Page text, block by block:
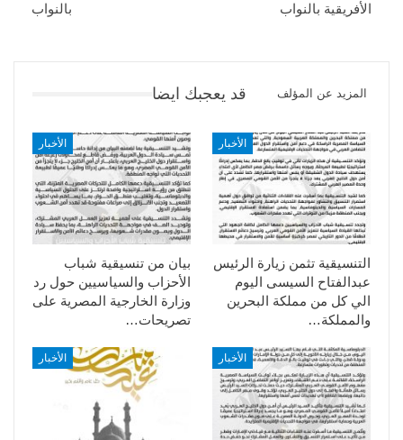
بالنواب
الأفريقية بالنواب
قد يعجبك ايضا المزيد عن المؤلف
الأخبار
بيان من تنسيقية شباب
الأحزاب والسياسيين حول رد
وزارة الخارجية المصرية على
تصريحات…
الأخبار
التنسيقية تثمن زيارة الرئيس
عبدالفتاح السيسى اليوم
الي كل من مملكة البحرين
والمملكة…
الأخبار الأخبار